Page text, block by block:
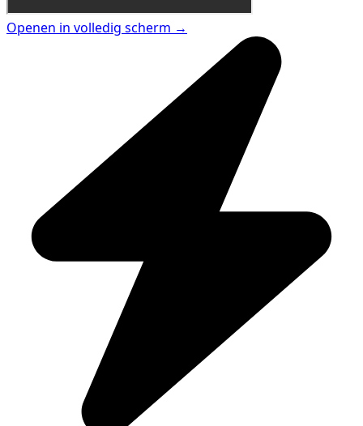
Openen in volledig scherm →